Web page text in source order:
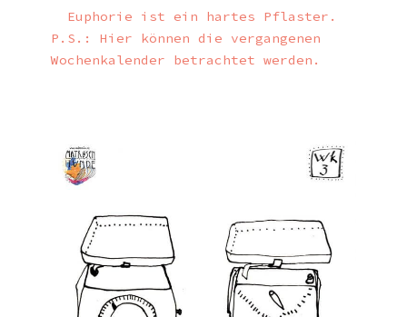
Euphorie ist ein hartes Pflaster.
P.S.: Hier können die vergangenen
Wochenkalender betrachtet werden.